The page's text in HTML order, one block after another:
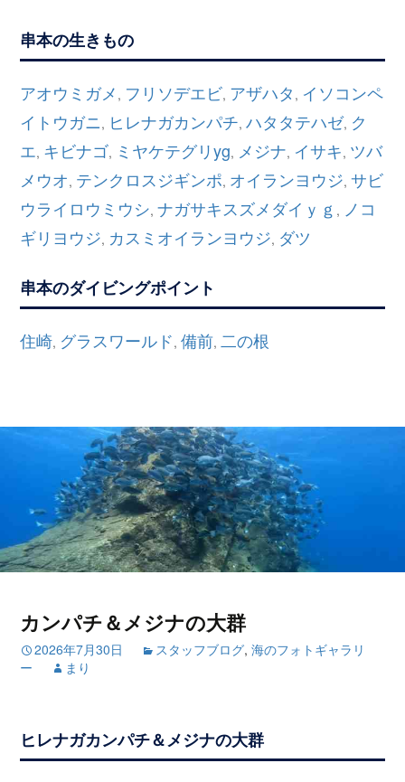
串本の生きもの
アオウミガメ , フリソデエビ, アザハタ , イソコンペ
イトウガニ, ヒレナガカンパチ,ハタタテハゼ, ク
エ, キビナゴ, ミヤケテグリyg, メジナ, イサキ, ツバ
メウオ, テンクロスジギンポ, オイランヨウジ,サビ
ウライロウミウシ,ナガサキスズメダイｙｇ , ノコ
ギリヨウジ, カスミオイランヨウジ, ダツ
串本のダイビングポイント
住崎, グラスワールド,備前, 二の根
カンパチ＆メジナの大群
2026年7月30日 スタッフブログ,海のフォトギャラリ
ー
まり
ヒレナガカンパチ＆メジナの大群